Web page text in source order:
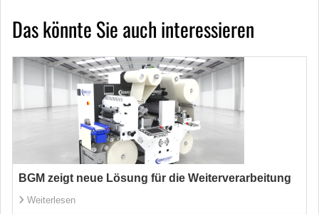
Das könnte Sie auch interessieren
BGM zeigt neue Lösung für die Weiterverarbeitung
Weiterlesen